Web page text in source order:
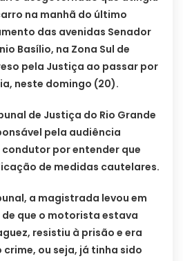
na manhã do último
das avenidas Senador
Basílio, na Zona Sul de
pela Justiça ao passar por
neste domingo (20).
de Justiça do Rio Grande
pela audiência
por entender que
de medidas cautelares.
a magistrada levou em
que o motorista estava
resistiu à prisão e era
ou seja, já tinha sido